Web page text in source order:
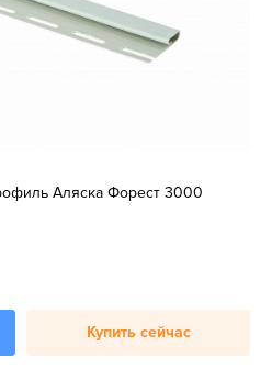
Аляска Форест 3000
Купить сейчас